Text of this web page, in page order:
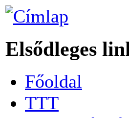
Elsődleges
Főoldal
TTT